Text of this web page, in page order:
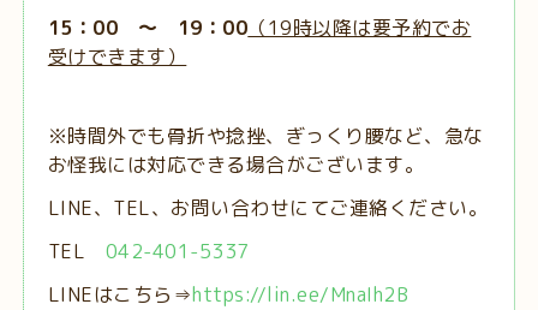
15：00 ～ 19：00 （19時以降は要予約でお
受けできます）
※時間外でも骨折や捻挫、ぎっくり腰など、急な
お怪我には対応できる場合がございます。
LINE、TEL、お問い合わせにてご連絡ください。
TEL 042-401-5337
LINEはこちら⇒https://lin.ee/MnaIh2B